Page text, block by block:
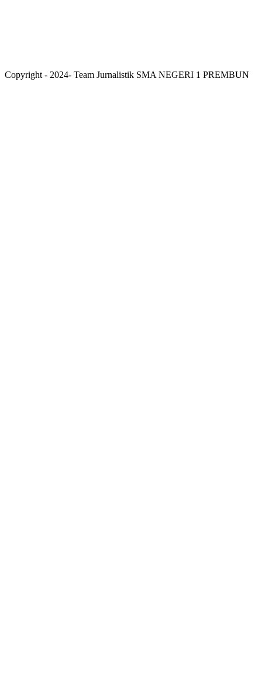
Copyright - 2024- Team Jurnalistik SMA NEGERI 1 PREMBUN